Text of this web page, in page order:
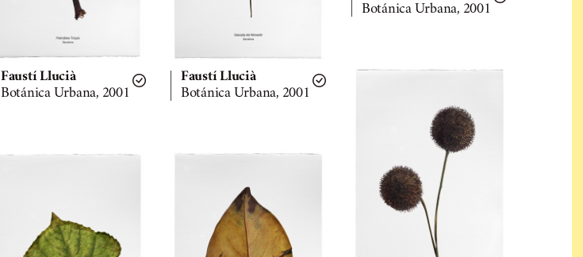
Botánica Urbana, 2001
Faustí Llucià
Botánica Urbana, 2001
Faustí Llucià
Botánica Urbana, 2001